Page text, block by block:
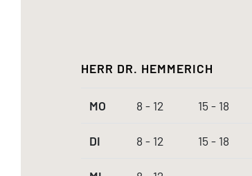
HERR DR. HEMMERICH
MO 8 - 12 15 - 18
DI 8 - 12 15 - 18